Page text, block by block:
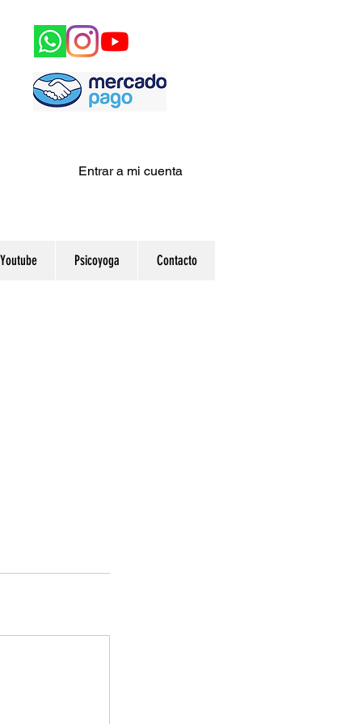
Entrar a mi cuenta
Youtube Psicoyoga Contacto